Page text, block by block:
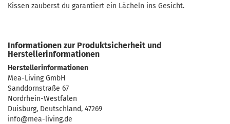
Kissen zauberst du garantiert ein Lächeln ins Gesicht.
Informationen zur Produktsicherheit und
Herstellerinformationen
Herstellerinformationen
Mea-Living GmbH
Sanddornstraße 67
Nordrhein-Westfalen
Duisburg, Deutschland, 47269
info@mea-living.de